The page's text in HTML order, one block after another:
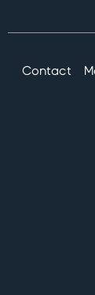
Contact